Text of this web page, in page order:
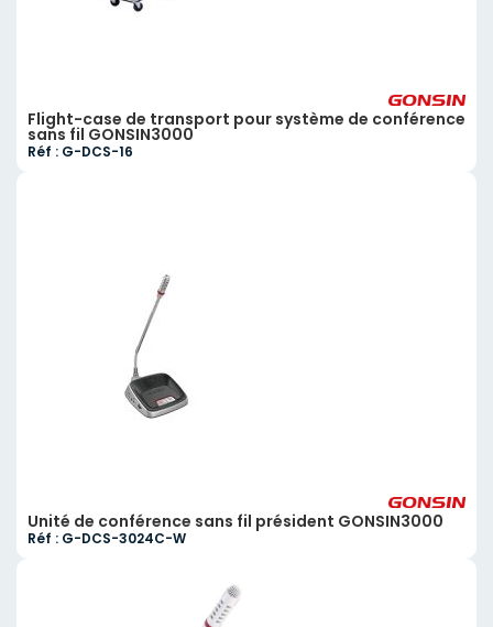
Flight-case de transport pour système de conférence
sans fil GONSIN3000
Réf : G-DCS-16
Unité de conférence sans fil président GONSIN3000
Réf : G-DCS-3024C-W